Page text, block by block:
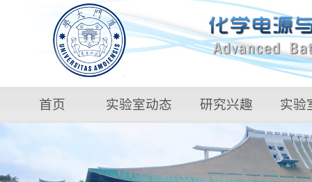
首页 实验室动态 研究兴趣 实验